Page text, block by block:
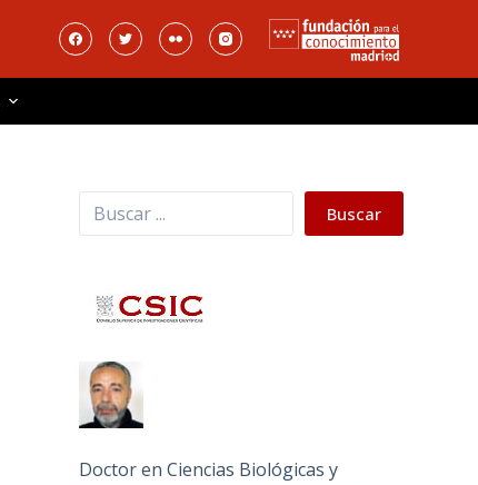
Buscar Buscar
Doctor en Ciencias Biológicas y